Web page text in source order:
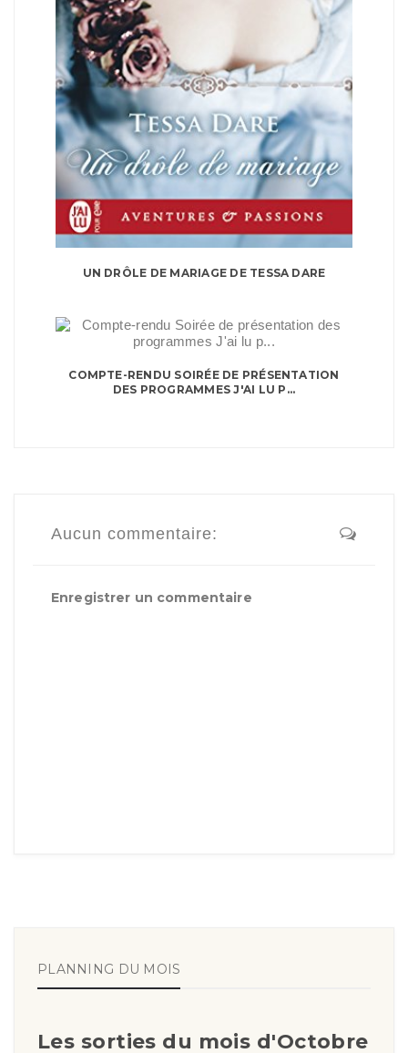
UN DRÔLE DE MARIAGE DE TESSA DARE
COMPTE-RENDU SOIRÉE DE PRÉSENTATION
DES PROGRAMMES J'AI LU P...
Aucun commentaire:
Enregistrer un commentaire
PLANNING DU MOIS
Les sorties du mois d'Octobre